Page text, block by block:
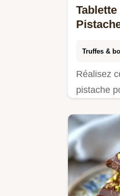
Truffes &
Réalisez
pistache
un
en 2h30.